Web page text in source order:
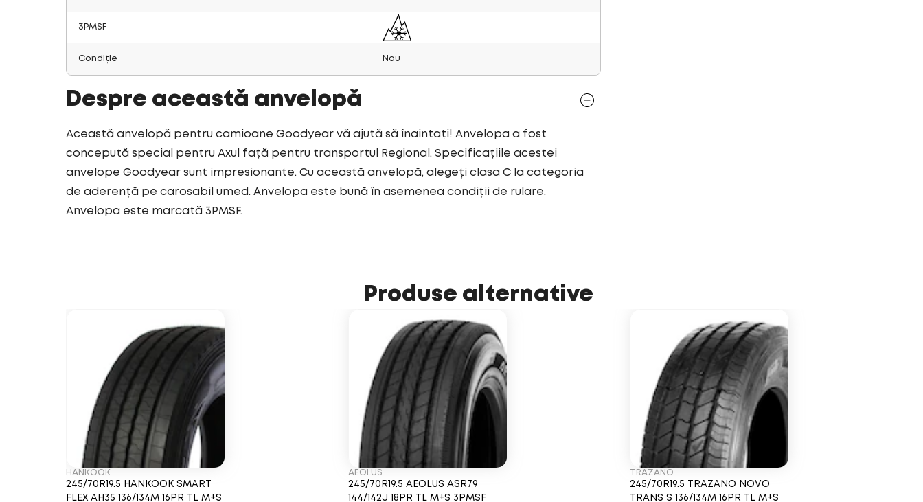
3PMSF
Condiție Nou
Despre această anvelopă
Această anvelopă pentru camioane Goodyear vă ajută să înaintați! Anvelopa a fost
concepută special pentru Axul față pentru transportul Regional. Specificațiile acestei
anvelope Goodyear sunt impresionante. Cu această anvelopă, alegeți clasa C la categoria
de aderență pe carosabil umed. Anvelopa este bună în asemenea condiții de rulare.
Anvelopa este marcată 3PMSF.
Produse alternative
HANKOOK
245/70R19.5 HANKOOK SMART
FLEX AH35 136/134M 16PR TL M+S
AEOLUS
245/70R19.5 AEOLUS ASR79
144/142J 18PR TL M+S 3PMSF
TRAZANO
245/70R19.5 TRAZANO NOVO
TRANS S 136/134M 16PR TL M+S